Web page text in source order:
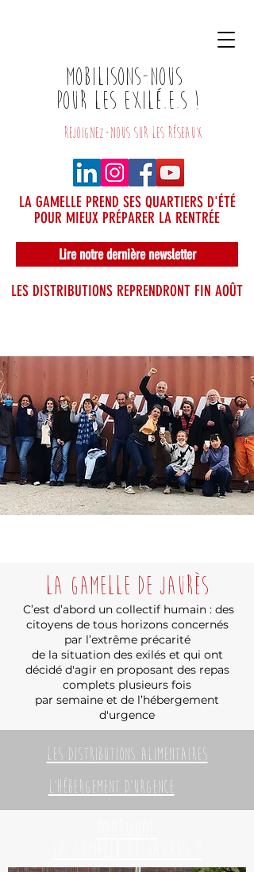
Mobilisons-nous
pour les exilé.e.S !
REJOIGNEZ-NOUS SUR LES RéSEAUX
LA GAMELLE PREND SES QUARTIERS D'ÉTÉ
POUR MIEUX PRÉPARER LA RENTRÉE
Lire notre dernière newsletter
LES DISTRIBUTIONS REPRENDRONT FIN AOÛT
LA GAMELLE DE JAURèS​
C’est d’abord un collectif humain : des
citoyens de tous horizons concernés
par l’extrême précarité
de la situation des exilés et qui ont
décidé d'agir en proposant des repas
complets plusieurs fois
par semaine et de l’hébergement
d'urgence
LES DISTRIBUTIONS ALIMENTAIRES
l'hébergement d'urgence